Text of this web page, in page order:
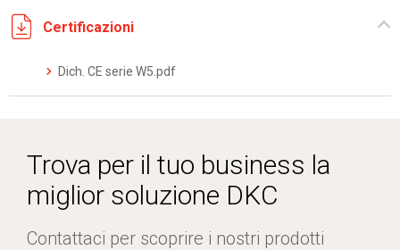
Certificazioni
Dich. CE serie W5.pdf
Trova per il tuo business la
miglior soluzione DKC
Contattaci per scoprire i nostri prodotti